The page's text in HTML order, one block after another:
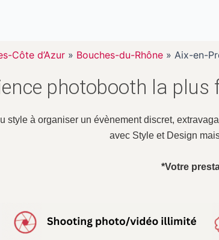
Côte d’Azur » Bouches-du-Rhône » Aix-en-
photobooth la plus
style à organiser un évènement discret,
avec Style et Design
*Votre